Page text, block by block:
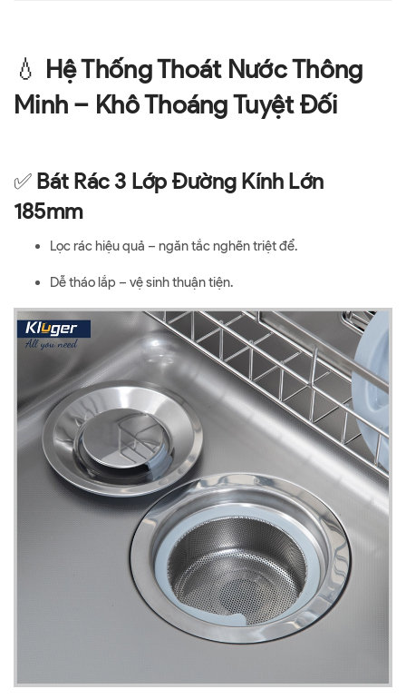
💧 Hệ Thống Thoát Nước Thông
Minh – Khô Thoáng Tuyệt Đối
✅ Bát Rác 3 Lớp Đường Kính Lớn
185mm
Lọc rác hiệu quả – ngăn tắc nghẽn triệt để.
Dễ tháo lắp – vệ sinh thuận tiện.